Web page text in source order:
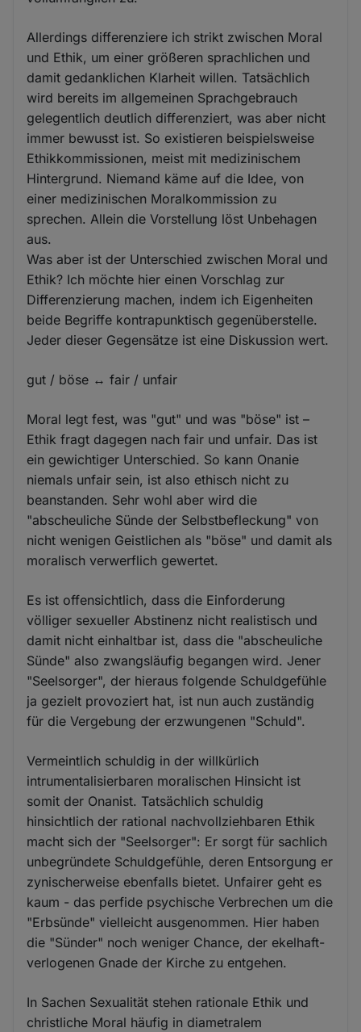
Allerdings differenziere ich strikt zwischen Moral
und Ethik, um einer größeren sprachlichen und
damit gedanklichen Klarheit willen. Tatsächlich
wird bereits im allgemeinen Sprachgebrauch
gelegentlich deutlich differenziert, was aber nicht
immer bewusst ist. So existieren beispielsweise
Ethikkommissionen, meist mit medizinischem
Hintergrund. Niemand käme auf die Idee, von
einer medizinischen Moralkommission zu
sprechen. Allein die Vorstellung löst Unbehagen
aus.
Was aber ist der Unterschied zwischen Moral und
Ethik? Ich möchte hier einen Vorschlag zur
Differenzierung machen, indem ich Eigenheiten
beide Begriffe kontrapunktisch gegenüberstelle.
Jeder dieser Gegensätze ist eine Diskussion wert.
gut / böse ↔ fair / unfair
Moral legt fest, was "gut" und was "böse" ist –
Ethik fragt dagegen nach fair und unfair. Das ist
ein gewichtiger Unterschied. So kann Onanie
niemals unfair sein, ist also ethisch nicht zu
beanstanden. Sehr wohl aber wird die
"abscheuliche Sünde der Selbstbefleckung" von
nicht wenigen Geistlichen als "böse" und damit als
moralisch verwerflich gewertet.
Es ist offensichtlich, dass die Einforderung
völliger sexueller Abstinenz nicht realistisch und
damit nicht einhaltbar ist, dass die "abscheuliche
Sünde" also zwangsläufig begangen wird. Jener
"Seelsorger", der hieraus folgende Schuldgefühle
ja gezielt provoziert hat, ist nun auch zuständig
für die Vergebung der erzwungenen "Schuld".
Vermeintlich schuldig in der willkürlich
intrumentalisierbaren moralischen Hinsicht ist
somit der Onanist. Tatsächlich schuldig
hinsichtlich der rational nachvollziehbaren Ethik
macht sich der "Seelsorger": Er sorgt für sachlich
unbegründete Schuldgefühle, deren Entsorgung er
zynischerweise ebenfalls bietet. Unfairer geht es
kaum - das perfide psychische Verbrechen um die
"Erbsünde" vielleicht ausgenommen. Hier haben
die "Sünder" noch weniger Chance, der ekelhaft-
verlogenen Gnade der Kirche zu entgehen.
In Sachen Sexualität stehen rationale Ethik und
christliche Moral häufig in diametralem